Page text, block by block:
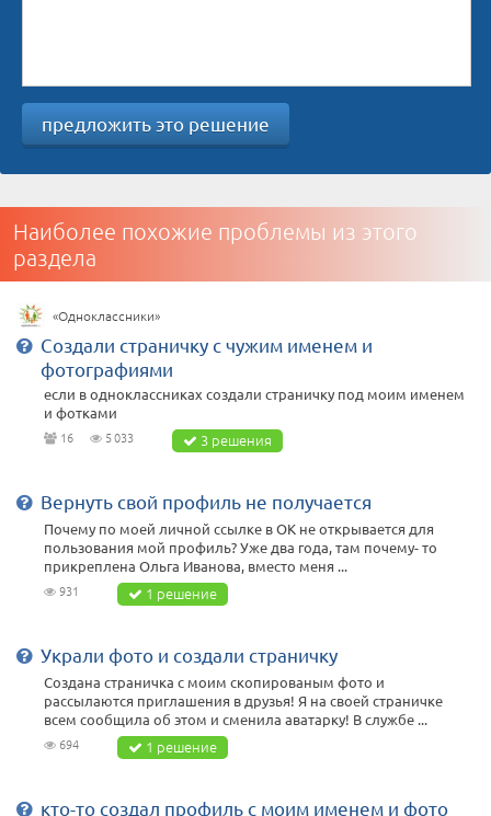
предложить это решение
Наиболее похожие проблемы из этого
раздела
«Одноклассники»
Создали страничку с чужим именем и
фотографиями
если в одноклассниках создали страничку под моим именем
и фотками
16 5 033 3 решения
Вернуть свой профиль не получается
Почему по моей личной ссылке в ОК не открывается для
пользования мой профиль? Уже два года, там почему- то
прикреплена Ольга Иванова, вместо меня ...
931 1 решение
Украли фото и создали страничку
Создана страничка с моим скопированым фото и
рассылаются приглашения в друзья! Я на своей страничке
всем сообщила об этом и сменила аватарку! В службе ...
694 1 решение
кто-то создал профиль с моим именем и фото